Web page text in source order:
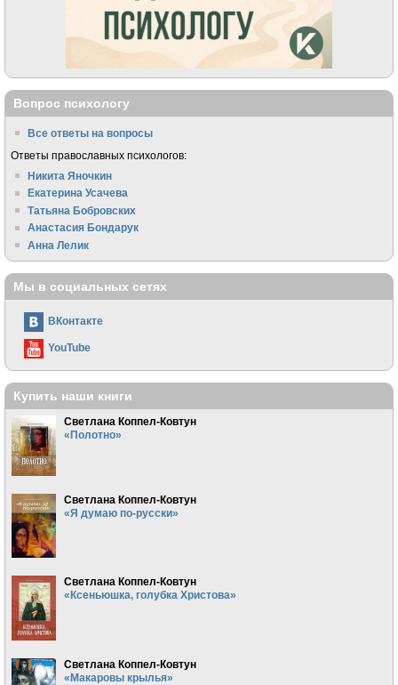
Вопрос психологу
Все ответы на вопросы
Ответы православных психологов:
Никита Яночкин
Екатерина Усачева
Татьяна Бобровских
Анастасия Бондарук
Анна Лелик
Мы в социальных сетях
ВКонтакте
YouTube
Купить наши книги
Светлана Коппел-Ковтун
«Полотно»
Светлана Коппел-Ковтун
«Я думаю по-русски»
Светлана Коппел-Ковтун
«Ксеньюшка, голубка Христова»
Светлана Коппел-Ковтун
«Макаровы крылья»